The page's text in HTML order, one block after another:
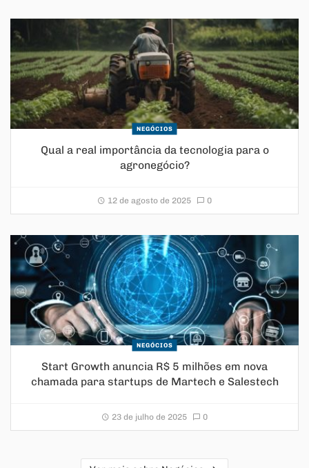
NEGÓCIOS
Qual a real importância da tecnologia para o
agronegócio?
12 de agosto de 2025 0
NEGÓCIOS
Start Growth anuncia R$ 5 milhões em nova
chamada para startups de Martech e Salestech
23 de julho de 2025 0